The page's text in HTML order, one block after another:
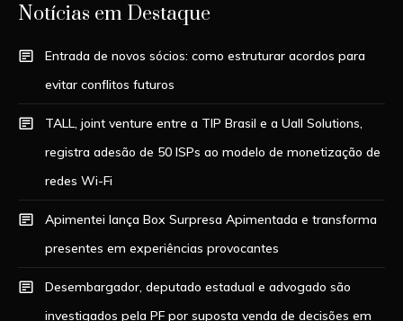
Notícias em Destaque
Entrada de novos sócios: como estruturar acordos para
evitar conflitos futuros
TALL, joint venture entre a TIP Brasil e a Uall Solutions,
registra adesão de 50 ISPs ao modelo de monetização de
redes Wi-Fi
Apimentei lança Box Surpresa Apimentada e transforma
presentes em experiências provocantes
Desembargador, deputado estadual e advogado são
investigados pela PF por suposta venda de decisões em